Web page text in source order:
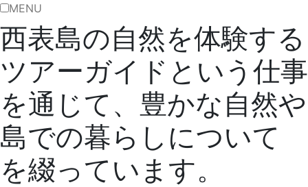
MENU
西表島の自然を体験する
ツアーガイドという仕事
を通じて、豊かな自然や
島での暮らしについて
を綴っています。